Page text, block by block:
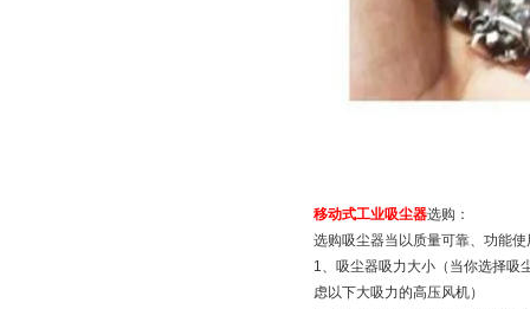
移动式工业吸尘器选购：
选购吸尘器当以质量可靠、功能
1、吸尘器吸力大小（当你选择吸
虑以下大吸力的高压风机）